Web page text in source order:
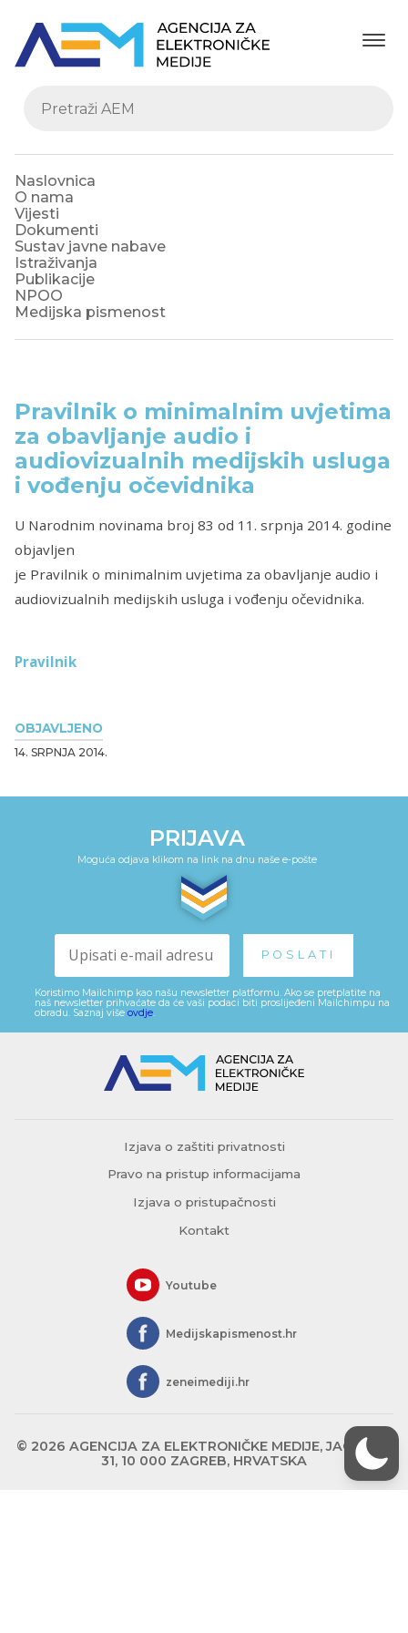
Naslovnica
O nama
Vijesti
Dokumenti
Sustav javne nabave
Istraživanja
Publikacije
NPOO
Medijska pismenost
OBJAVLJENO
14. SRPNJA 2014.
Pravilnik o minimalnim uvjetima
za obavljanje audio i
audiovizualnih medijskih usluga
i vođenju očevidnika
U Narodnim novinama broj 83 od 11. srpnja 2014. godine
objavljen
je Pravilnik o minimalnim uvjetima za obavljanje audio i
audiovizualnih medijskih usluga i vođenju očevidnika.
Pravilnik
PRIJAVA
Moguća odjava klikom na link na dnu naše e-pošte
Koristimo Mailchimp kao našu newsletter platformu. Ako se pretplatite na
naš newsletter prihvaćate da će vaši podaci biti proslijeđeni Mailchimpu na
obradu. Saznaj više ovdje.
Izjava o zaštiti privatnosti
Pravo na pristup informacijama
Izjava o pristupačnosti
Kontakt
Youtube
Medijskapismenost.hr
zeneimediji.hr
© 2026 AGENCIJA ZA ELEKTRONIČKE MEDIJE, JAGIĆEVA
31, 10 000 ZAGREB, HRVATSKA